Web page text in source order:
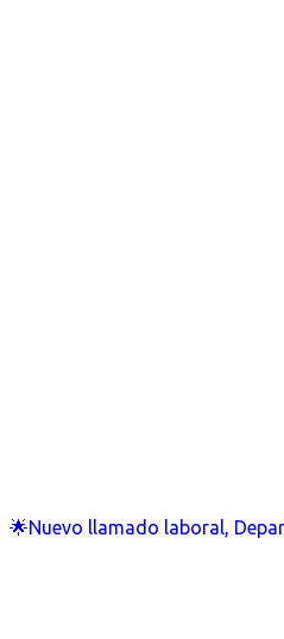
🌟Nuevo llamado laboral,